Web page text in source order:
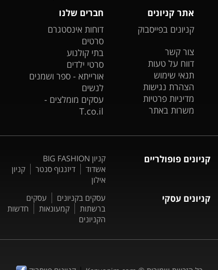
אתר קניונים
קניונים בפייסבוק
צור קשר
דווח על טעות
תנאי שימוש
הצהרת נגישות
מדיניות פרטיות
משרות באתר
חברים שלנו
דוחות אינסטגרם
סרטים
בתי קולנוע
סרטי ילדים
אורייתא - ספר ושמנים
לנשים
עסקים מומלצים -
T.co.il
קניונים פופולריים
קניון BIG FASHION
אשדוד
דיזנגוף סנטר
קניון
אילון
קניונים עסקי עסקים בקניונים
עסקים
ברשתות
קמעונאות
חדשות
הקניונים